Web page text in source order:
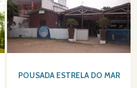
POUSADA ESTRELA DO MAR